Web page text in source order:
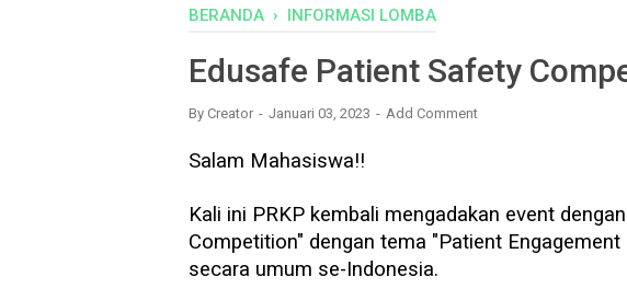
BERANDA › INFORMASI LOMBA
Edusafe Patient Safety
By Creator Januari 03, 2023 Add Comment
Salam Mahasiswa!!
Kali ini PRKP kembali mengadakan event
Competition" dengan tema "Patient
secara umum se-Indonesia.